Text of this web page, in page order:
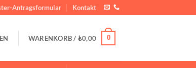
Antragsformular Kontakt
WARENKORB / ₺0,00 0